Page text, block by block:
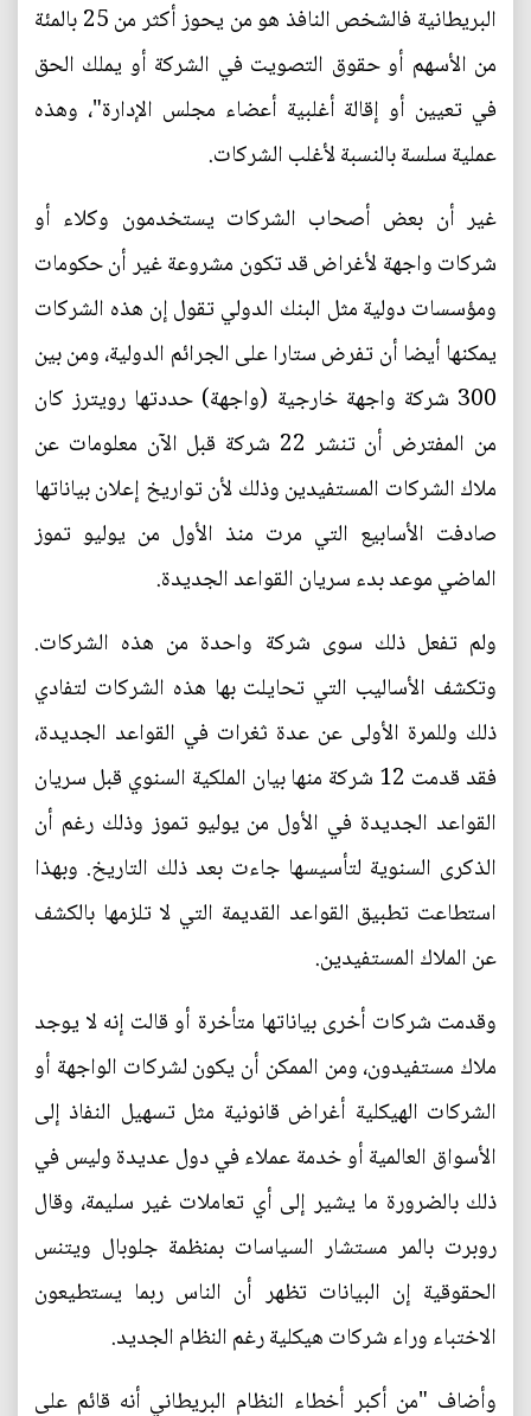
البريطانية فالشخص النافذ هو من يحوز أكثر من 25 بالمئة
من الأسهم أو حقوق التصويت في الشركة أو يملك الحق
في تعيين أو إقالة أغلبية أعضاء مجلس الإدارة"، وهذه
عملية سلسة بالنسبة لأغلب الشركات.
غير أن بعض أصحاب الشركات يستخدمون وكلاء أو
شركات واجهة لأغراض قد تكون مشروعة غير أن حكومات
ومؤسسات دولية مثل البنك الدولي تقول إن هذه الشركات
يمكنها أيضا أن تفرض ستارا على الجرائم الدولية، ومن بين
300 شركة واجهة خارجية (واجهة) حددتها رويترز كان
من المفترض أن تنشر 22 شركة قبل الآن معلومات عن
ملاك الشركات المستفيدين وذلك لأن تواريخ إعلان بياناتها
صادفت الأسابيع التي مرت منذ الأول من يوليو تموز
الماضي موعد بدء سريان القواعد الجديدة.
ولم تفعل ذلك سوى شركة واحدة من هذه الشركات.
وتكشف الأساليب التي تحايلت بها هذه الشركات لتفادي
ذلك وللمرة الأولى عن عدة ثغرات في القواعد الجديدة،
فقد قدمت 12 شركة منها بيان الملكية السنوي قبل سريان
القواعد الجديدة في الأول من يوليو تموز وذلك رغم أن
الذكرى السنوية لتأسيسها جاءت بعد ذلك التاريخ. وبهذا
استطاعت تطبيق القواعد القديمة التي لا تلزمها بالكشف
عن الملاك المستفيدين.
وقدمت شركات أخرى بياناتها متأخرة أو قالت إنه لا يوجد
ملاك مستفيدون، ومن الممكن أن يكون لشركات الواجهة أو
الشركات الهيكلية أغراض قانونية مثل تسهيل النفاذ إلى
الأسواق العالمية أو خدمة عملاء في دول عديدة وليس في
ذلك بالضرورة ما يشير إلى أي تعاملات غير سليمة، وقال
روبرت بالمر مستشار السياسات بمنظمة جلوبال ويتنس
الحقوقية إن البيانات تظهر أن الناس ربما يستطيعون
الاختباء وراء شركات هيكلية رغم النظام الجديد.
وأضاف "من أكبر أخطاء النظام البريطاني أنه قائم على